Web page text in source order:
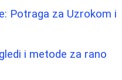
Potraga za Uzrokom i
i metode za rano